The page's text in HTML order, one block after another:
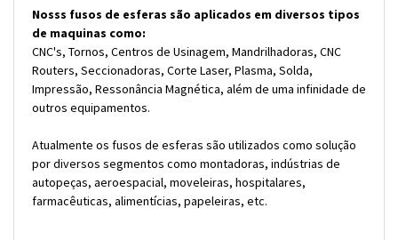
Nosss fusos de esferas são aplicados em diversos tipos
de maquinas como:
CNC's, Tornos, Centros de Usinagem, Mandrilhadoras, CNC
Routers, Seccionadoras, Corte Laser, Plasma, Solda,
Impressão, Ressonância Magnética, além de uma infinidade de
outros equipamentos.
Atualmente os fusos de esferas são utilizados como solução
por diversos segmentos como montadoras, indústrias de
autopeças, aeroespacial, moveleiras, hospitalares,
farmacêuticas, alimentícias, papeleiras, etc.